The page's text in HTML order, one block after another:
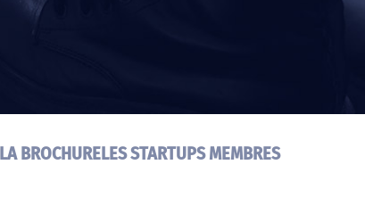
LA BROCHURE LES STARTUPS MEMBRES